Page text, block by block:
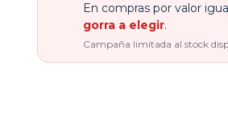
En compras por valor
gorra a elegir.
Campaña limitada al stock